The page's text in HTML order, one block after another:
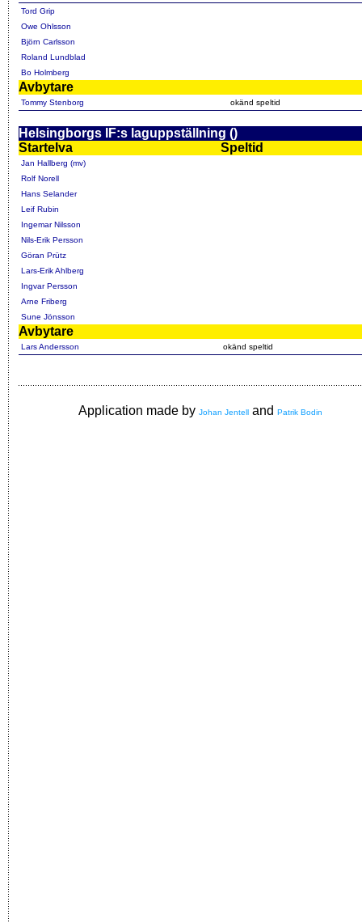
Tord Grip
Owe Ohlsson
Björn Carlsson
Roland Lundblad
Bo Holmberg
Avbytare
Tommy Stenborg okänd speltid
Helsingborgs IF:s laguppställning ()
Startelva
Speltid
Jan Hallberg (mv)
Rolf Norell
Hans Selander
Leif Rubin
Ingemar Nilsson
Nils-Erik Persson
Göran Prütz
Lars-Erik Ahlberg
Ingvar Persson
Arne Friberg
Sune Jönsson
Avbytare
Lars Andersson okänd speltid
Application made by Johan Jentell and Patrik Bodin